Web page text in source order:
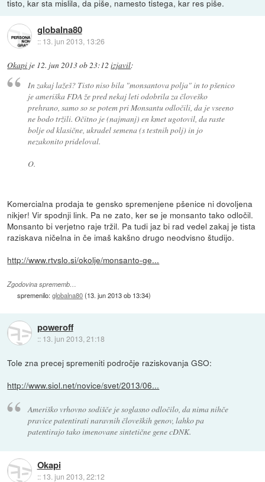
tisto, kar sta mislila, da piše, namesto tistega, kar res piše.
globalna80
:: 13. jun 2013, 13:26
Okapi je 12. jun 2013 ob 23:12 izjavil:
In zakaj lažeš? Tisto niso bila "monsantova polja" in to pšenico
je ameriška FDA že pred nekaj leti odobrila za človeško
prehrano, samo so se potem pri Monsantu odločili, da je vseeno
ne bodo tržili. Očitno je (najmanj) en kmet ugotovil, da raste
bolje od klasične, ukradel semena (s testnih polj) in jo
nezakonito prideloval.
O.
Komercialna prodaja te gensko spremenjene pšenice ni dovoljena
nikjer! Vir spodnji link. Pa ne zato, ker se je monsanto tako odločil.
Monsanto bi verjetno raje tržil. Pa tudi jaz bi rad vedel zakaj je tista
raziskava ničelna in če imaš kakšno drugo neodvisno študijo.
http://www.rtvslo.si/okolje/monsanto-ge...
Zgodovina sprememb…
spremenilo:globalna80(13. jun 2013 ob 13:34)
poweroff
:: 13. jun 2013, 21:18
Tole zna precej spremeniti področje raziskovanja GSO:
http://www.siol.net/novice/svet/2013/06...
Ameriško vrhovno sodišče je soglasno odločilo, da nima nihče
pravice patentirati naravnih človeških genov, lahko pa
patentirajo tako imenovane sintetične gene cDNK.
Okapi
:: 13. jun 2013, 22:12